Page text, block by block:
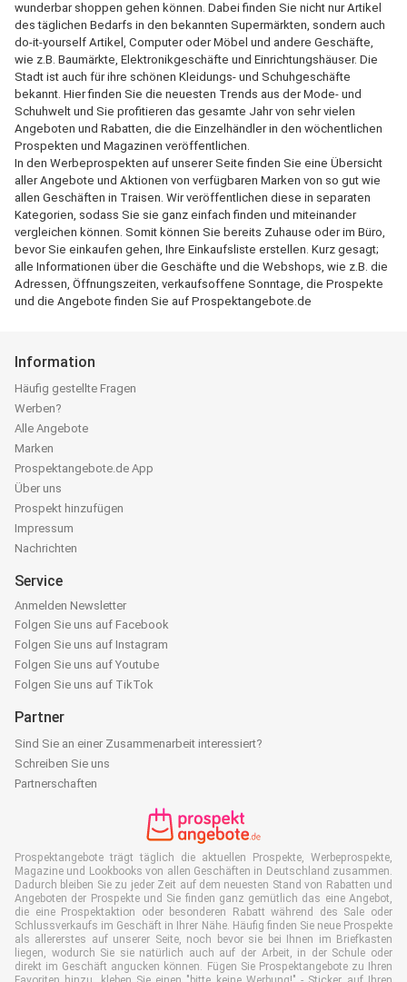
wunderbar shoppen gehen können. Dabei finden Sie nicht nur Artikel
des täglichen Bedarfs in den bekannten Supermärkten, sondern auch
do-it-yourself Artikel, Computer oder Möbel und andere Geschäfte,
wie z.B. Baumärkte, Elektronikgeschäfte und Einrichtungshäuser. Die
Stadt ist auch für ihre schönen Kleidungs- und Schuhgeschäfte
bekannt. Hier finden Sie die neuesten Trends aus der Mode- und
Schuhwelt und Sie profitieren das gesamte Jahr von sehr vielen
Angeboten und Rabatten, die die Einzelhändler in den wöchentlichen
Prospekten und Magazinen veröffentlichen.
In den Werbeprospekten auf unserer Seite finden Sie eine Übersicht
aller Angebote und Aktionen von verfügbaren Marken von so gut wie
allen Geschäften in Traisen. Wir veröffentlichen diese in separaten
Kategorien, sodass Sie sie ganz einfach finden und miteinander
vergleichen können. Somit können Sie bereits Zuhause oder im Büro,
bevor Sie einkaufen gehen, Ihre Einkaufsliste erstellen. Kurz gesagt;
alle Informationen über die Geschäfte und die Webshops, wie z.B. die
Adressen, Öffnungszeiten, verkaufsoffene Sonntage, die Prospekte
und die Angebote finden Sie auf Prospektangebote.de
Information
Häufig gestellte Fragen
Werben?
Alle Angebote
Marken
Prospektangebote.de App
Über uns
Prospekt hinzufügen
Impressum
Nachrichten
Service
Anmelden Newsletter
Folgen Sie uns auf Facebook
Folgen Sie uns auf Instagram
Folgen Sie uns auf Youtube
Folgen Sie uns auf TikTok
Partner
Sind Sie an einer Zusammenarbeit interessiert?
Schreiben Sie uns
Partnerschaften
Prospektangebote trägt täglich die aktuellen Prospekte, Werbeprospekte,
Magazine und Lookbooks von allen Geschäften in Deutschland zusammen.
Dadurch bleiben Sie zu jeder Zeit auf dem neuesten Stand von Rabatten und
Angeboten der Prospekte und Sie finden ganz gemütlich das eine Angebot,
die eine Prospektaktion oder besonderen Rabatt während des Sale oder
Schlussverkaufs im Geschäft in Ihrer Nähe. Häufig finden Sie neue Prospekte
als allererstes auf unserer Seite, noch bevor sie bei Ihnen im Briefkasten
liegen, wodurch Sie sie natürlich auch auf der Arbeit, in der Schule oder
direkt im Geschäft angucken können. Fügen Sie Prospektangebote zu Ihren